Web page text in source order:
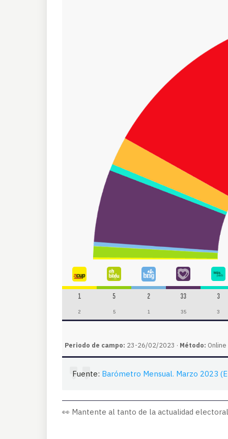
1 5 2 33 3
2 5 1 35 3
Periodo de campo: 23-26/02/2023 · Método: Online
Fuente: Barómetro Mensual. Marzo 2023
👀 Mantente al tanto de la actualidad